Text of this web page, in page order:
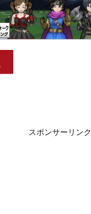
スポンサーリンク